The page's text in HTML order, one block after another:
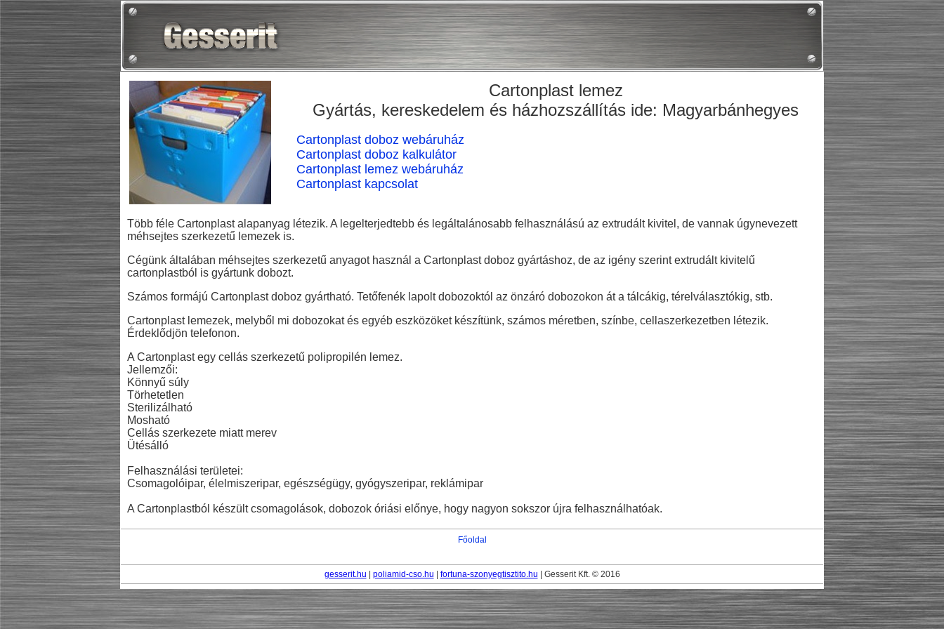
Cartonplast lemez
Gyártás, kereskedelem és házhozszállítás ide: Magyarbánhegyes
Cartonplast doboz webáruház
Cartonplast doboz kalkulátor
Cartonplast lemez webáruház
Cartonplast kapcsolat
Több féle Cartonplast alapanyag létezik. A legelterjedtebb és legáltalánosabb felhasználású az extrudált kivitel, de vannak úgynevezett
méhsejtes szerkezetű lemezek is.
Cégünk általában méhsejtes szerkezetű anyagot használ a Cartonplast doboz gyártáshoz, de az igény szerint extrudált kivitelű
cartonplastból is gyártunk dobozt.
Számos formájú Cartonplast doboz gyártható. Tetőfenék lapolt dobozoktól az önzáró dobozokon át a tálcákig, térelválasztókig, stb.
Cartonplast lemezek, melyből mi dobozokat és egyéb eszközöket készítünk, számos méretben, színbe, cellaszerkezetben létezik.
Érdeklődjön telefonon.
A Cartonplast egy cellás szerkezetű polipropilén lemez.
Jellemzői:
Könnyű súly
Törhetetlen
Sterilizálható
Mosható
Cellás szerkezete miatt merev
Ütésálló
Felhasználási területei:
Csomagolóipar, élelmiszeripar, egészségügy, gyógyszeripar, reklámipar
A Cartonplastból készült csomagolások, dobozok óriási előnye, hogy nagyon sokszor újra felhasználhatóak.
Főoldal
gesserit.hu poliamid-cso.hu fortuna-szonyegtisztito.hu | Gesserit Kft. © 2016